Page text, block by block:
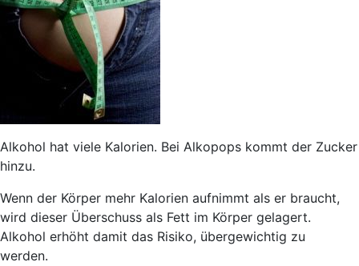
Alkohol hat viele Kalorien. Bei Alkopops kommt der Zucker
hinzu.
Wenn der Körper mehr Kalorien aufnimmt als er braucht,
wird dieser Überschuss als Fett im Körper gelagert.
Alkohol erhöht damit das Risiko, übergewichtig zu
werden.